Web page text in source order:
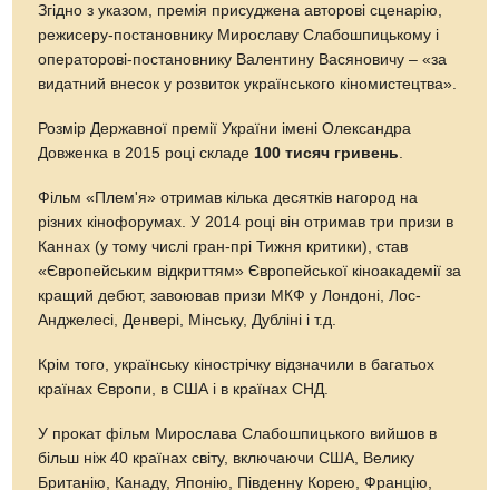
Згідно з указом, премія присуджена авторові сценарію,
режисеру-постановнику Мирославу Слабошпицькому і
операторові-постановнику Валентину Васяновичу – «за
видатний внесок у розвиток українського кіномистецтва».
Розмір Державної премії України імені Олександра
Довженка в 2015 році складе 100 тисяч гривень
Фільм «Плем'я» отримав кілька десятків нагород на
різних кінофорумах. У 2014 році він отримав три призи в
Каннах (у тому числі гран-прі Тижня критики), став
«Європейським відкриттям» Європейської кіноакадемії за
кращий дебют, завоював призи МКФ у Лондоні, Лос-
Анджелесі, Денвері, Мінську, Дубліні і т.д.
Крім того, українську кінострічку відзначили в багатьох
країнах Європи, в США і в країнах СНД.
У прокат фільм Мирослава Слабошпицького вийшов в
більш ніж 40 країнах світу, включаючи США, Велику
Британію, Канаду, Японію, Південну Корею, Францію,